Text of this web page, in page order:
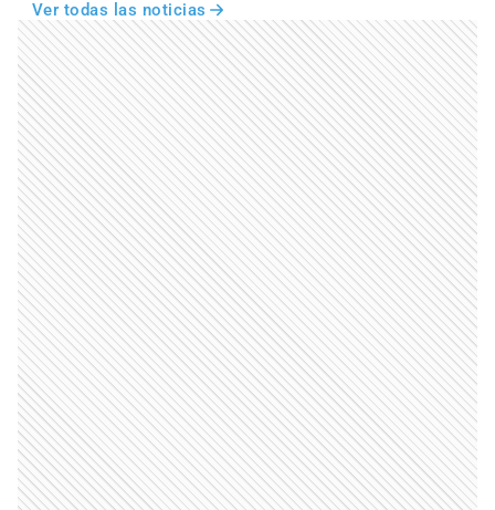
Ver todas las noticias